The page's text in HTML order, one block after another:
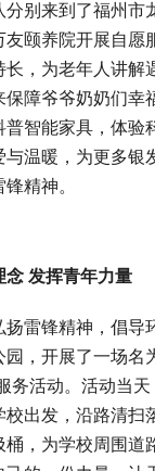
别来到了福州市
友颐养院开展自愿
长，为老年人讲解
障爷爷奶奶们幸
普智能家具，体验
与温暖，为更多银
精神。
念 发挥青年力量
雷锋精神，倡导
园，开展了一场名
务活动。活动当
校出发，沿路清扫
桶，为学校周围道